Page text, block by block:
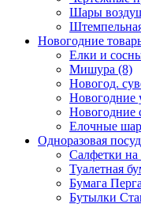
Шары
Новогодние
Елки и
Мишура (8)
Новогод.
Новогодние
Новогодние
Елочные
Одноразовая
Салфетки
Туалетная
Бумага
Бутылки